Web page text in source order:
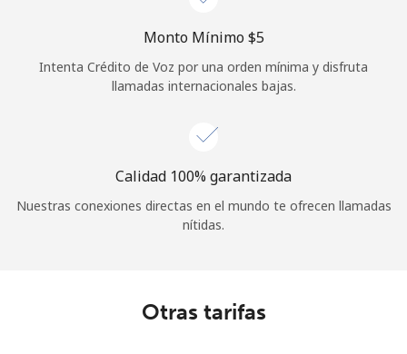
Monto Mínimo ⁦$5⁩
Intenta Crédito de Voz por una orden mínima y disfruta
llamadas internacionales bajas.
Calidad 100% garantizada
Nuestras conexiones directas en el mundo te ofrecen llamadas
nítidas.
Otras tarifas